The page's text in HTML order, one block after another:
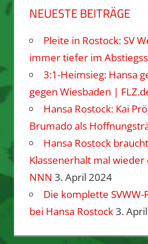
NEUESTE BEITRÄGE
Pleite in Rostock: SV
immer tiefer im
3:1-Heimsieg: Hansa
gegen Wiesbaden |
Hansa Rostock: Kai
Brumado als
Hansa Rostock
Klassenerhalt mal
NNN 3. April 2024
Die komplette SVWW-
bei Hansa Rostock3.